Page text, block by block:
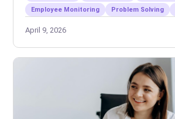
Employee Monitoring
Problem Solving
April 9, 2026